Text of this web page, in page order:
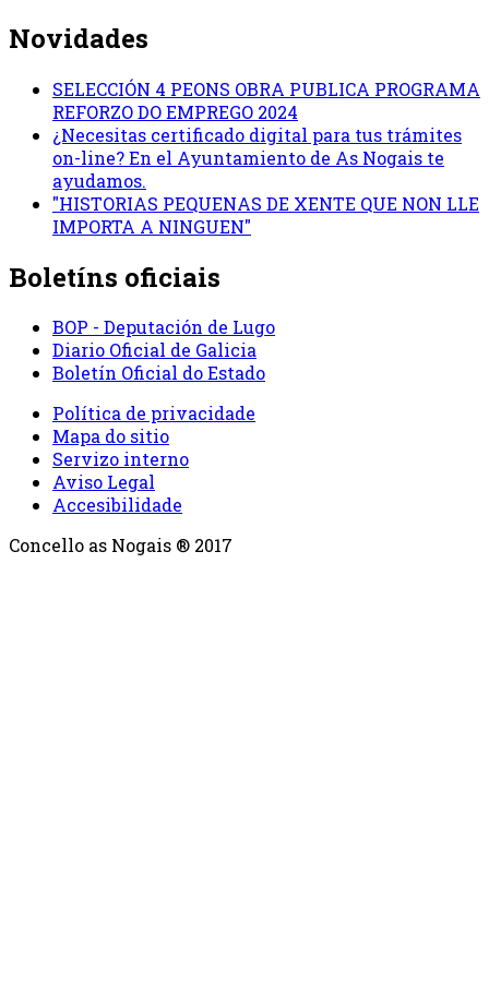
Novidades
SELECCIÓN 4 PEONS OBRA PUBLICA PROGRAMA
REFORZO DO EMPREGO 2024
¿Necesitas certificado digital para tus trámites
on-line? En el Ayuntamiento de As Nogais te
ayudamos.
"HISTORIAS PEQUENAS DE XENTE QUE NON LLE
IMPORTA A NINGUEN"
Boletíns oficiais
BOP - Deputación de Lugo
Diario Oficial de Galicia
Boletín Oficial do Estado
Política de privacidade
Mapa do sitio
Servizo interno
Aviso Legal
Accesibilidade
Concello as Nogais ® 2017